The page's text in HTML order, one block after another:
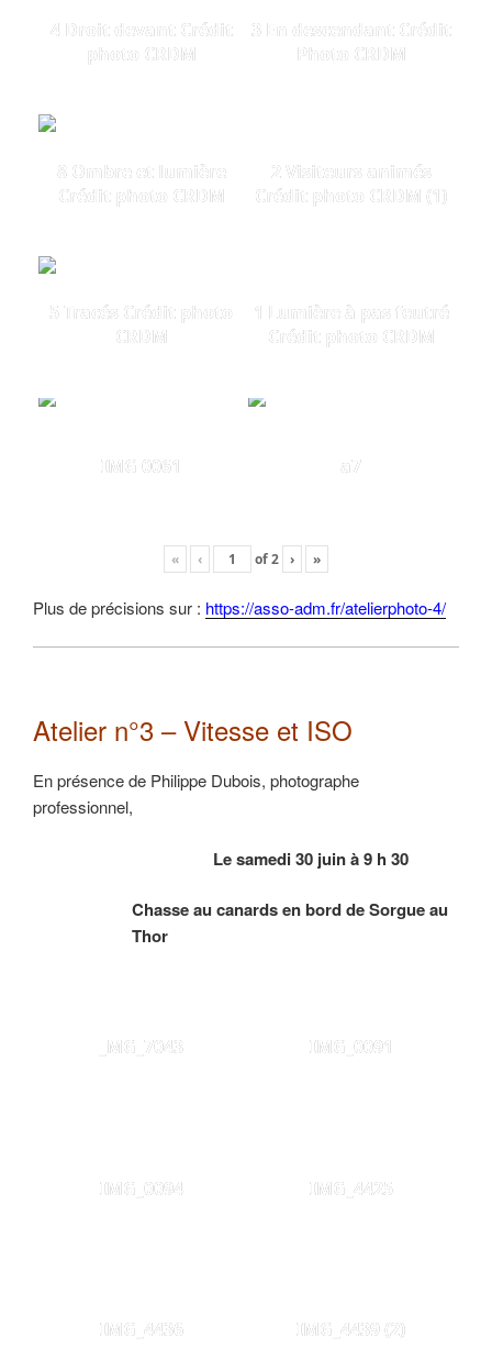
4 Droit devant Crédit
photo CRDM
3 En descendant Crédit
Photo CRDM
8 Ombre et lumière
Crédit photo CRDM
2 Visiteurs animés
Crédit photo CRDM (1)
5 Tracés Crédit photo
CRDM
1 Lumière à pas feutré
Crédit photo CRDM
IMG 0061 a7
« ‹ of2 › »
Plus de précisions sur : https://asso-adm.fr/atelierphoto-4/
Atelier n°3 – Vitesse et ISO
En présence de Philippe Dubois, photographe
professionnel,
Le samedi 30 juin à 9 h 30
Chasse au canards en bord de Sorgue au
Thor
_MG_7043 IMG_0091
IMG_0094 IMG_4425
IMG_4436 IMG_4439 (2)